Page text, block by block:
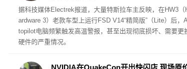
据科技媒体Electrek报道，大量特斯拉车主反映，在HW3（
ardware 3）老款车型上运行FSD V14“精简版”（Lite）后，
topilot电脑频繁触发高温警报，甚至出现彻底损坏、需要更
硬件的严重情况。
NVIDIA在QuakeCon开出快闪店 现场原